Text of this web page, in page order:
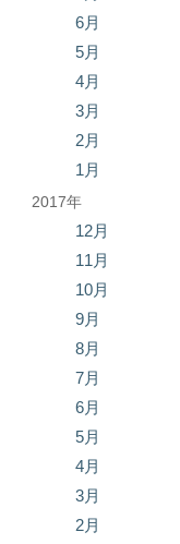
6月
5月
4月
3月
2月
1月
2017年
12月
11月
10月
9月
8月
7月
6月
5月
4月
3月
2月